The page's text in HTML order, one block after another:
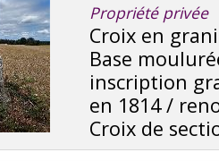
Propriété privée
Croix en
Base
inscription
en 1814 /
Croix de